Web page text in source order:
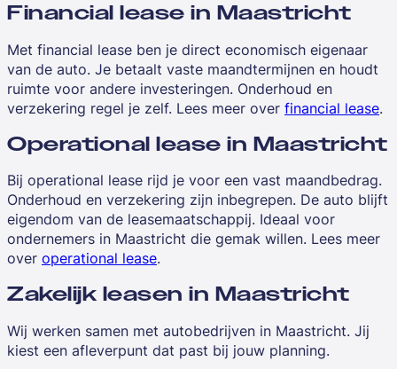
Financial lease in Maastricht
Met financial lease ben je direct economisch eigenaar
van de auto. Je betaalt vaste maandtermijnen en houdt
ruimte voor andere investeringen. Onderhoud en
verzekering regel je zelf. Lees meer over financial lease.
Operational lease in Maastricht
Bij operational lease rijd je voor een vast maandbedrag.
Onderhoud en verzekering zijn inbegrepen. De auto blijft
eigendom van de leasemaatschappij. Ideaal voor
ondernemers in Maastricht die gemak willen. Lees meer
over operational lease.
Zakelijk leasen in Maastricht
Wij werken samen met autobedrijven in Maastricht. Jij
kiest een afleverpunt dat past bij jouw planning.